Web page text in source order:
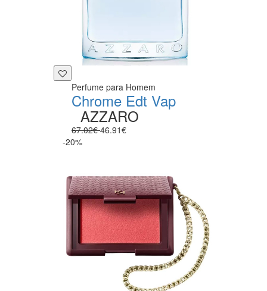
Perfume para Homem
Chrome Edt Vap
AZZARO
67.02€46.91€
-20%